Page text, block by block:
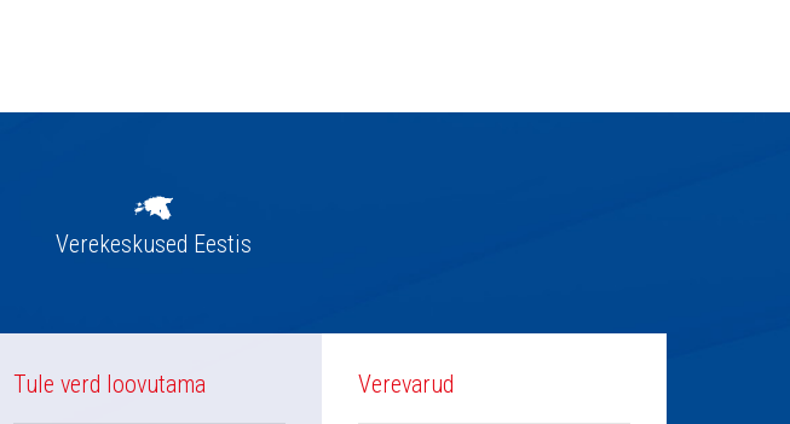
Verekeskused Eestis
Tule verd loovutama Verevarud